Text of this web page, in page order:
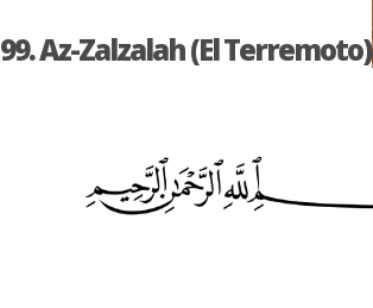
99. Az-Zalzalah (El Terremoto)